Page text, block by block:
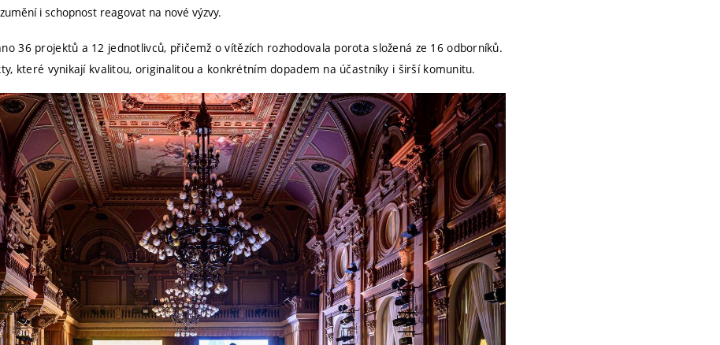
i schopnost reagovat na nové výzvy.
36 projektů a 12 jednotlivců, přičemž o vítězích rozhodovala porota složená ze 16 odborníků.
které vynikají kvalitou, originalitou a konkrétním dopadem na účastníky i širší komunitu.